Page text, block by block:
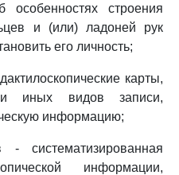
строения
и (или) ладоней рук
его личность;
карты,
иных видов записи,
информацию;
систематизированная
информации,